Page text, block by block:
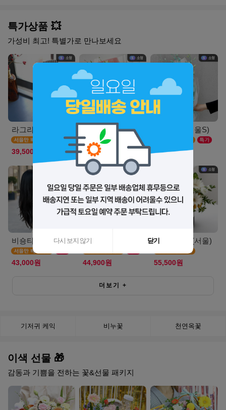
특가상품 💥
가성비 최고! 특별가로 만나보세요
39,500원
스마일리(서울S)
39,900원
루나민트(서울S)
36,900원
비숑타임(서울S)
43,000원
캣블라썸(서울)
44,900원
에그타르트(서울)
55,500원
더보기 +
기저귀 케익 비누꽃 천연옥꽃
이색 선물 🎁
감동과 기쁨을 전하는 꽃&선물 패키지
다시 보지 않기 닫기